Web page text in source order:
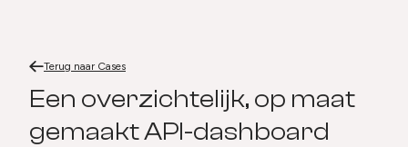
Terug naarHome
Terug naar Cases
Hartstichting.
Hartstichting.
Een overzichtelijk, op maat
gemaakt API-dashboard